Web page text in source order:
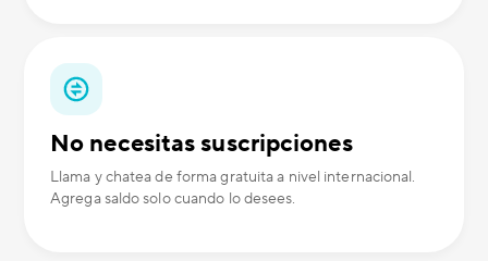
No necesitas suscripciones
Llama y chatea de forma gratuita a nivel internacional.
Agrega saldo solo cuando lo desees.